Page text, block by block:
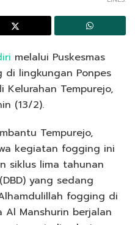
melalui Puskesmas
di lingkungan Ponpes
Kelurahan Tempurejo,
(13/2).
Tempurejo,
kegiatan fogging ini
siklus lima tahunan
yang sedang
fogging di
Al Manshurin berjalan